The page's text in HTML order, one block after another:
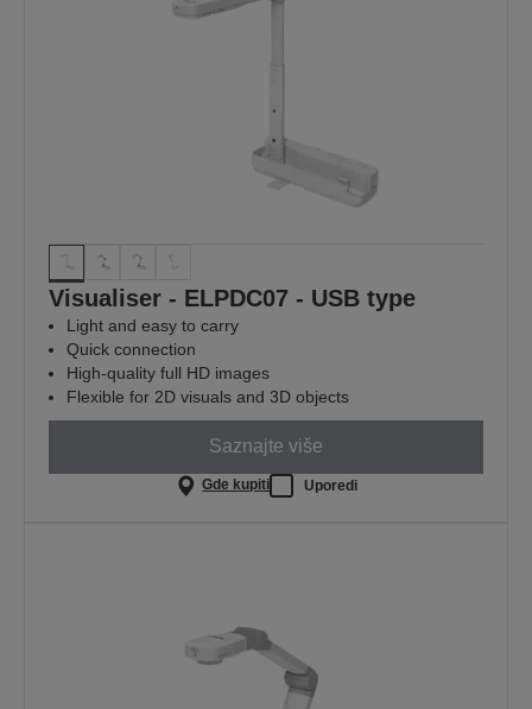
Visualiser - ELPDC07 - USB type
Light and easy to carry
Quick connection
High-quality full HD images
Flexible for 2D visuals and 3D objects
Saznajte više
Gde kupiti Uporedi